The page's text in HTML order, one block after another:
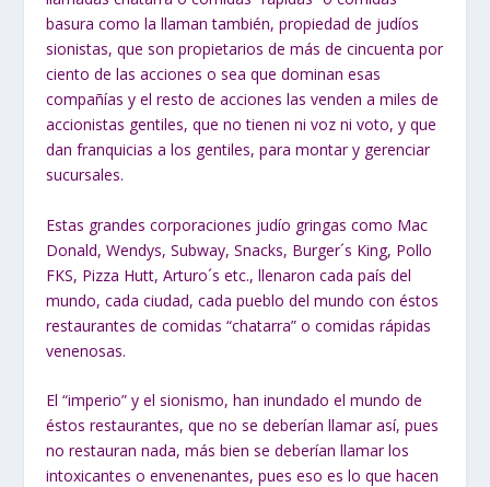
basura como la llaman también, propiedad de judíos
sionistas, que son propietarios de más de cincuenta por
ciento de las acciones o sea que dominan esas
compañías y el resto de acciones las venden a miles de
accionistas gentiles, que no tienen ni voz ni voto, y que
dan franquicias a los gentiles, para montar y gerenciar
sucursales.
Estas grandes corporaciones judío gringas como Mac
Donald, Wendys, Subway, Snacks, Burger´s King, Pollo
FKS, Pizza Hutt, Arturo´s etc., llenaron cada país del
mundo, cada ciudad, cada pueblo del mundo con éstos
restaurantes de comidas “chatarra” o comidas rápidas
venenosas.
El “imperio” y el sionismo, han inundado el mundo de
éstos restaurantes, que no se deberían llamar así, pues
no restauran nada, más bien se deberían llamar los
intoxicantes o envenenantes, pues eso es lo que hacen